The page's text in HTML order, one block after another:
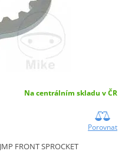
Na centrálním skladu v ČR
Porovnat
FRONT SPROCKET